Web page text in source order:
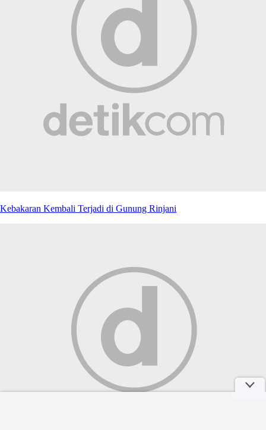
Kebakaran Kembali Terjadi di Gunung Rinjani